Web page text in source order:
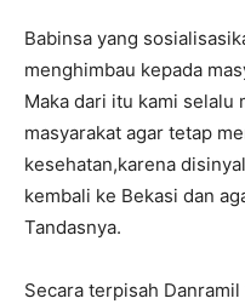
Babinsa yang
menghimbau kepada
Maka dari itu kami selalu
masyarakat agar tetap
kesehatan,karena
kembali ke Bekasi dan
Tandasnya.
Secara terpisah